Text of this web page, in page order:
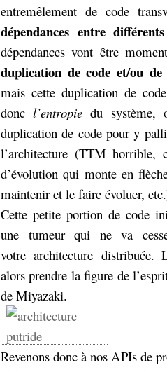
entremêlement de code
dépendances entre
dépendances vont être
duplication de code et/ou de
mais cette duplication de
doncl’entropie du système,
duplication de code pour y
l’architecture (TTM
d’évolution qui monte en
maintenir et le faire évoluer,
Cette petite portion de code
une tumeur qui ne va
votre architecture distribuée.
alors prendre la figure de
de Miyazaki.
Revenons donc à nos APIs de